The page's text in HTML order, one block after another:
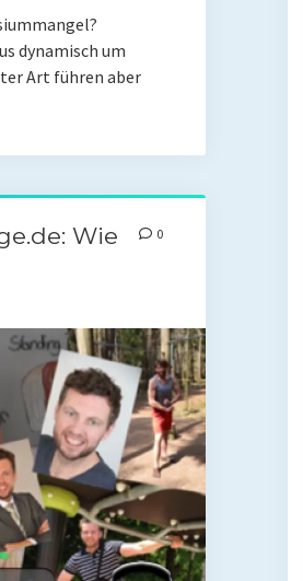
dynamisch um
Art führen aber
Wie
0